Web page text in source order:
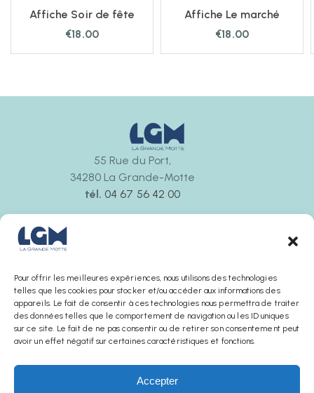
Pour offrir les meilleures expériences, nous utilisons des technologies
telles que les cookies pour stocker et/ou accéder aux informations des
appareils. Le fait de consentir à ces technologies nous permettra de traiter
des données telles que le comportement de navigation ou les ID uniques
sur ce site. Le fait de ne pas consentir ou de retirer son consentement peut
avoir un effet négatif sur certaines caractéristiques et fonctions.
Accepter
Affiche Soir de fête
€18.00
Affiche Le marché
€18.00
55 Rue du Port,
34280 La Grande-Motte
tél. 04 67 56 42 00
de 9h30 à 12h00 et de 14h30 à 18h00
tourisme